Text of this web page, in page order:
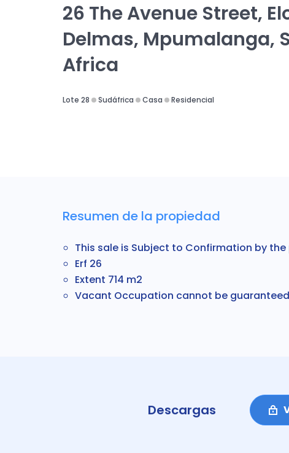
26 The Avenue Street,
Delmas, Mpumalanga,
Africa
Lote 28 Sudáfrica Casa Residencial
Resumen de la propiedad
This sale is Subject to Confirmation by
Erf 26
Extent 714 m2
Vacant Occupation cannot be guaranteed
Descargas